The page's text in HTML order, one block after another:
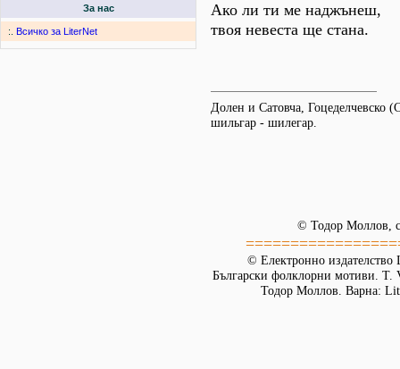
За нас
:. Всичко за LiterNet
Ако ли ти ме наджънеш,
твоя невеста ще стана.
Долен и Сатовча, Гоцеделчевско
шильгар - шилегар.
© Тодор Моллов,
© Електронно издателство
Български фолклорни мотиви.
Тодор Моллов. Варна: